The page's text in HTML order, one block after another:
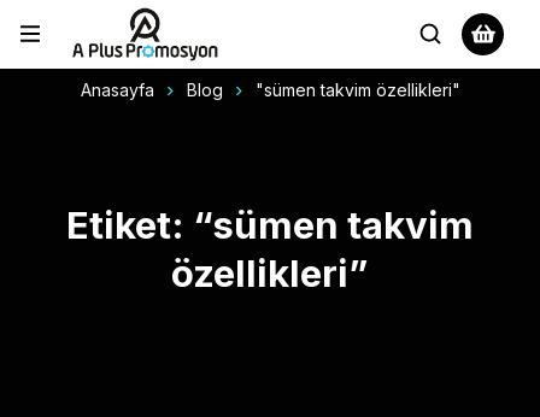
Anasayfa Blog "sümen takvim özellikleri"
Etiket: “sümen takvim
özellikleri”